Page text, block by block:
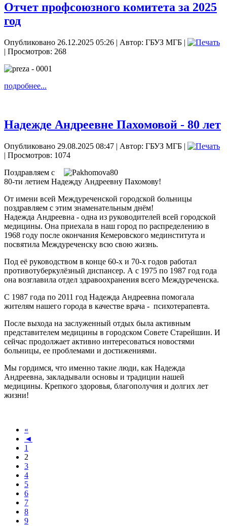
Отчет профсоюзного комитета за 2025
год
Опубликовано 26.12.2025 05:26 | Автор: ГБУЗ МГБ |
| Просмотров: 268
подробнее...
Надежде Андреевне Пахомовой - 80 лет
Опубликовано 29.08.2025 08:47 | Автор: ГБУЗ МГБ |
| Просмотров: 1074
Поздравляем с
80-ти летием Надежду Андреевну Пахомову!
От имени всей Междуреченской городской больницы
поздравляем с этим знаменательным днём!
Надежда Андреевна - одна из руководителей всей городской
медицины. Она приехала в наш город по распределению в
1968 году после окончания Кемеровского мединститута и
посвятила Междуреченску всю свою жизнь.
Под её руководством в конце 60-х и 70-х годов работал
противотуберкулёзный диспансер. А с 1975 по 1987 год года
она возглавила отдел здравоохранения всего Междуреченска.
С 1987 года по 2011 год Надежда Андреевна помогала
жителям нашего города в качестве врача - психотерапевта.
После выхода на заслуженный отдых была активным
представителем медицины в городском Совете Старейшин. И
сейчас продолжает активно интересоваться новостями
больницы, ее проблемами и достижениями.
Мы гордимся, что именно такие люди, как Надежда
Андреевна, закладывали основы и традиции нашей
медицины. Крепкого здоровья, благополучия и долгих лет
жизни!
«
◄
1
2
3
4
5
6
7
8
9